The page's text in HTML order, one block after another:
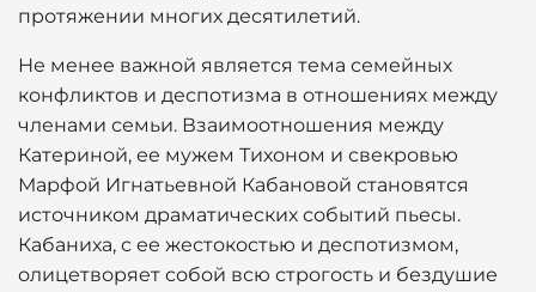
протяжении многих десятилетий.
Не менее важной является тема семейных
конфликтов и деспотизма в отношениях между
членами семьи. Взаимоотношения между
Катериной, ее мужем Тихоном и свекровью
Марфой Игнатьевной Кабановой становятся
источником драматических событий пьесы.
Кабаниха, с ее жестокостью и деспотизмом,
олицетворяет собой всю строгость и бездушие